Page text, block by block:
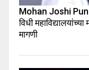
Mohan Joshi Pune
विधी
मागणी